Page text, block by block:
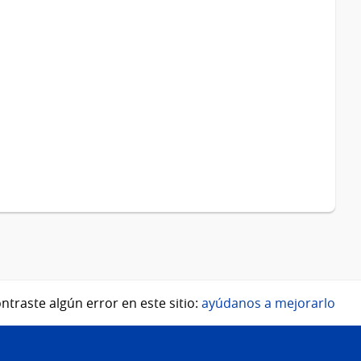
algún error en este sitio: ayúdanos a mejorarlo